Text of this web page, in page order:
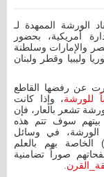
الورشة الممهدة لـ
أمريكية، بحضور
والإمارات وسلطنة
وقطر ولبنان
عن رفضها القاطع
للورشة، وإذا كانت
تشعر بالعار، فإن
سوف تتم هذه
الورشة، في وسائل
الخاصة بهم بالعلم
صوراً تضامنية